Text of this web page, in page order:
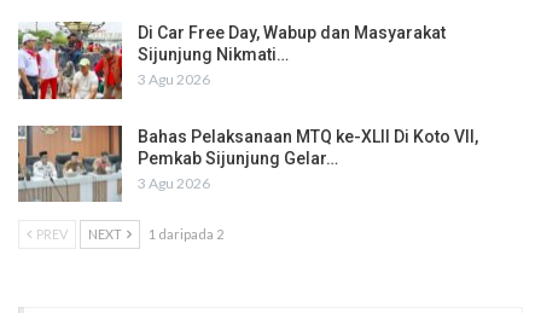
Di Car Free Day, Wabup dan Masyarakat
Sijunjung Nikmati…
3 Agu 2026
Bahas Pelaksanaan MTQ ke-XLII Di Koto VII,
Pemkab Sijunjung Gelar…
3 Agu 2026
PREV NEXT 1 daripada 2